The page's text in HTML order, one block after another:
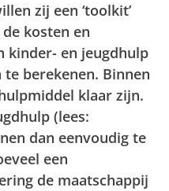
zij een ‘toolkit’
kosten en
kinder- en jeugdhulp
berekenen. Binnen
klaar zijn.
(lees:
dan eenvoudig te
een
de maatschappij